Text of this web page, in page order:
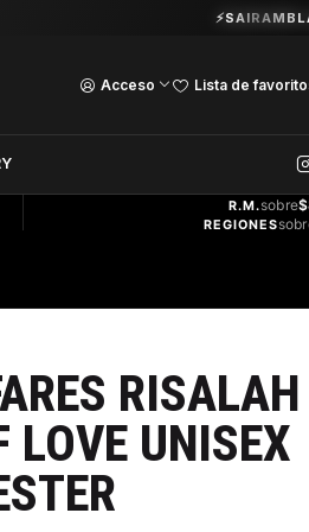
Acceso Lista de
Guardia Vieja 202. Oficina 102.Ver
R.M.sobre
REGIONES
RISALAH
LOVE UNISEX